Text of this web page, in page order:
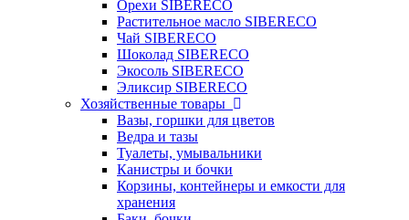
Орехи SIBERECO
Растительное масло SIBERECO
Чай SIBERECO
Шоколад SIBERECO
Экосоль SIBERECO
Эликсир SIBERECO
Хозяйственные товары
Вазы, горшки для цветов
Ведра и тазы
Туалеты, умывальники
Канистры и бочки
Корзины, контейнеры и емкости для
хранения